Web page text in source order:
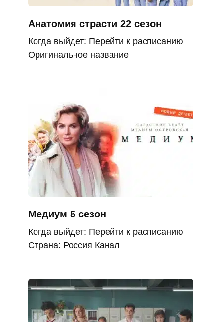
Анатомия страсти 22 сезон
Когда выйдет: Перейти к расписанию
Оригинальное название
Медиум 5 сезон
Когда выйдет: Перейти к расписанию
Страна: Россия Канал